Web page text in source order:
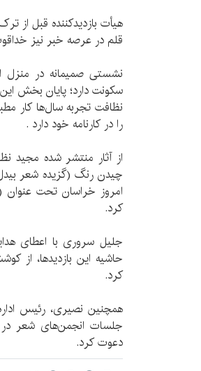
هیأت بازدیدکننده قبل از
قلم در عرصه خبر نیز
نشستی صمیمانه در منزل
سکونت دارد؛ پایان بخش
نظافت تجربه سال‌ها کار
را در کارنامه خود دارد .
از آثار منتشر شده مجید
چیدن رنگ (گزیده شعر
کرد.
جلیل سروری با اعطای
حاشیه این بازدیدها، از
کرد.
همچنین نصیری، رئیس
جلسات انجمن‌های شعر در
دعوت کرد.